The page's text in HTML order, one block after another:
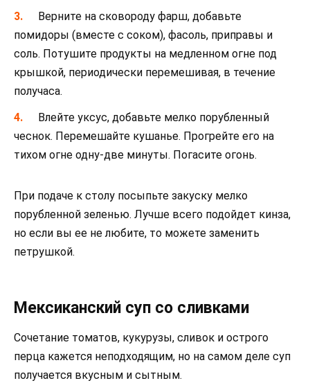
Верните на сковороду фарш, добавьте
помидоры (вместе с соком), фасоль, приправы и
соль. Потушите продукты на медленном огне под
крышкой, периодически перемешивая, в течение
получаса.
Влейте уксус, добавьте мелко порубленный
чеснок. Перемешайте кушанье. Прогрейте его на
тихом огне одну-две минуты. Погасите огонь.
При подаче к столу посыпьте закуску мелко
порубленной зеленью. Лучше всего подойдет кинза,
но если вы ее не любите, то можете заменить
петрушкой.
Мексиканский суп со сливками
Сочетание томатов, кукурузы, сливок и острого
перца кажется неподходящим, но на самом деле суп
получается вкусным и сытным.